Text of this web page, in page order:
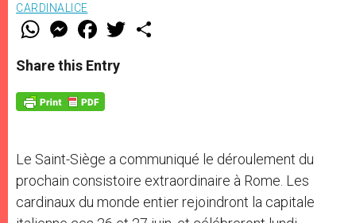
CARDINALICE
W
t
s
p
p
M
e
s
e
g
e
F
a
e
b
o
k
w
Share this Entry
Le Saint-Siège a communiqué le déroulement du
prochain consistoire extraordinaire à Rome. Les
cardinaux du monde entier rejoindront la capitale